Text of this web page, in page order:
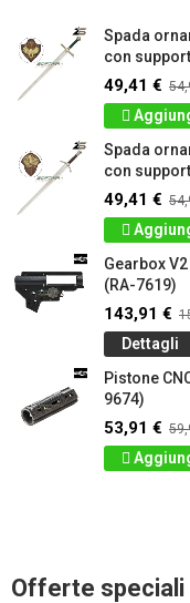
Spada
con
49,41 €
Spada
con
49,41 €
Gearbox
(RA-7619)
143,91 €
Dettagli
Pistone
9674)
53,91 €
Offerte speciali